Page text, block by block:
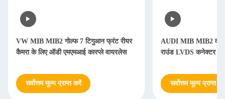
VW MIB MIB2 गोल्फ 7 टिगुआन फ्रंट रीयर
कैमरा के लिए ऑडी एमएमआई कारप्ले वायरलेस
सर्वोत्तम मूल्य प्राप्त करें
AUDI MIB MIB2
राउंड LVDS कनेक्टर
सर्वोत्तम मूल्य प्राप्त